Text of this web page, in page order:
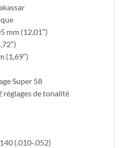
mm (12,01″)
(1,69″)
Super 58
réglages de tonalité
(.010-.052)